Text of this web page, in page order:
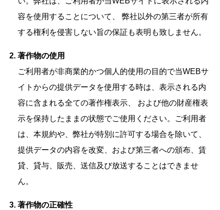
容を使用することについて、 弊社以外の第三者が所有
する権利を侵害しない旨の保証も表明も致しません。
著作物の使用
ご利用者が非商業的かつ個人的使用の目的で当WEBサ
イトからの提供データを使用する時は、表示される内
容に含まれる全ての著作権表示、 および他の財産権表
示を保持したままの状態でご使用ください。ご利用者
は、本規約や、弊社が特別に許可する場合を除いて、
提供データの内容を改変、および第三者への頒布、賃
貸、貸与、販売、送信及び放送することはできませ
ん。
著作物の正確性